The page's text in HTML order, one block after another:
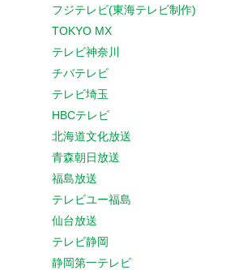
フジテレビ(東海テレビ制作)
TOKYO MX
テレビ神奈川
チバテレビ
テレビ埼玉
HBCテレビ
北海道文化放送
青森朝日放送
福島放送
テレビユー福島
仙台放送
テレビ静岡
静岡第一テレビ